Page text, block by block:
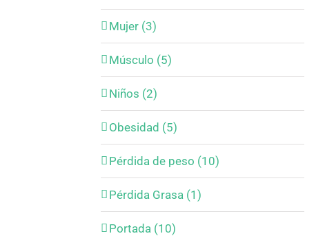
Mujer (3)
Músculo (5)
Niños (2)
Obesidad (5)
Pérdida de peso (10)
Pérdida Grasa (1)
Portada (10)